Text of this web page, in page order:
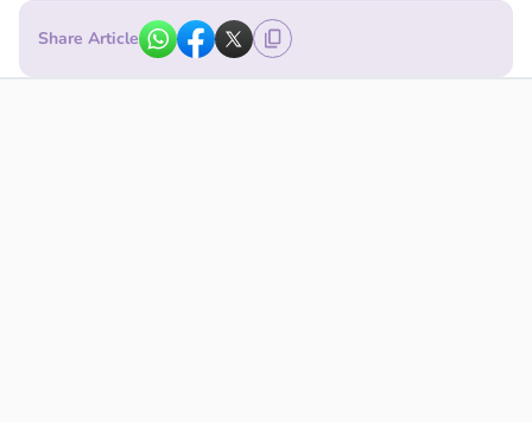
Share Article